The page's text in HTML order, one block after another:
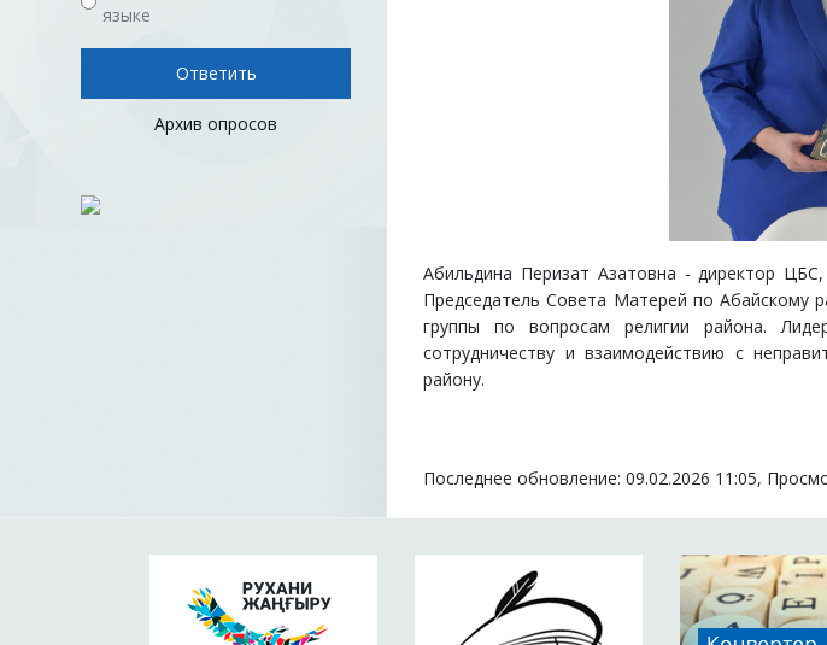
языке
Архив опросов
Абильдина Перизат Азатовна - директор
Председатель Совета Матерей по Абайскому
группы по вопросам религии района.
сотрудничеству и взаимодействию с
району.
Последнее обновление: 09.02.2026 11:05,